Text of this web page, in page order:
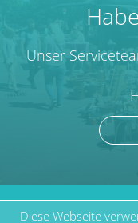
Unser
marktcom.de
Diese Webseite